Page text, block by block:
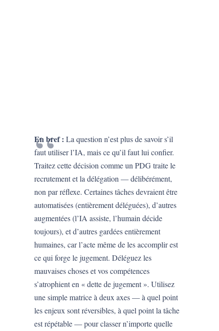
En bref : La question n’est plus de savoir s’il
faut utiliser l’IA, mais ce qu’il faut lui confier.
Traitez cette décision comme un PDG traite le
recrutement et la délégation — délibérément,
non par réflexe. Certaines tâches devraient être
automatisées (entièrement déléguées), d’autres
augmentées (l’IA assiste, l’humain décide
toujours), et d’autres gardées entièrement
humaines, car l’acte même de les accomplir est
ce qui forge le jugement. Déléguez les
mauvaises choses et vos compétences
s’atrophient en « dette de jugement ». Utilisez
une simple matrice à deux axes — à quel point
les enjeux sont réversibles, à quel point la tâche
est répétable — pour classer n’importe quelle